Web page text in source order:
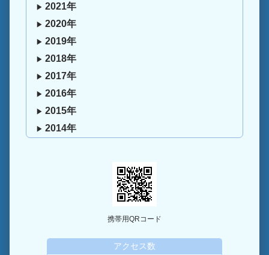
2021年
2020年
2019年
2018年
2017年
2016年
2015年
2014年
携帯用QRコード
アクセス数